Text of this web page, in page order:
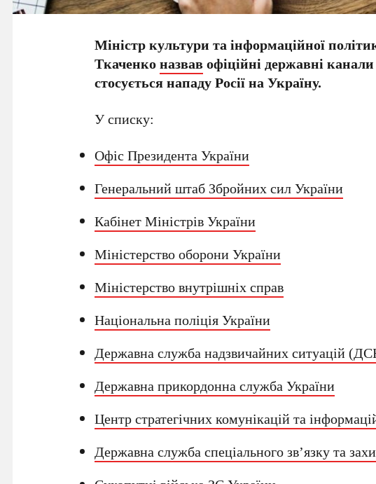
Міністр культури та інформаційної
Ткаченконазвавофіційні державні
стосується нападу Росії на Україну.
У списку:
Офіс Президента України
Генеральний штаб Збройних сил України
Кабінет Міністрів України
Міністерство оборони України
Міністерство внутрішніх справ
Національна поліція України
Державна служба надзвичайних ситуацій
Державна прикордонна служба України
Центр стратегічних комунікацій та
Державна служба спеціального зв’язку та